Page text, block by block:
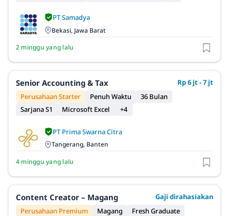
PT Samadya
Bekasi, Jawa Barat
2 minggu yang lalu
Senior Accounting & Tax
Rp 6 jt - 7 jt
Perusahaan Starter
Penuh Waktu
36 Bulan
Sarjana S1
Microsoft Excel +4
PT Prima Swarna Citra
Tangerang, Banten
4 minggu yang lalu
Content Creator – Magang
Gaji dirahasiakan
Perusahaan Premium
Magang
Fresh Graduate